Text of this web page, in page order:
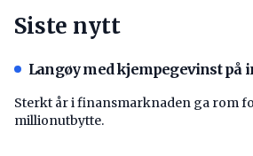
Siste nytt
Langøy med kjempegevinst på
Sterkt år i finansmarknaden ga rom
millionutbytte.